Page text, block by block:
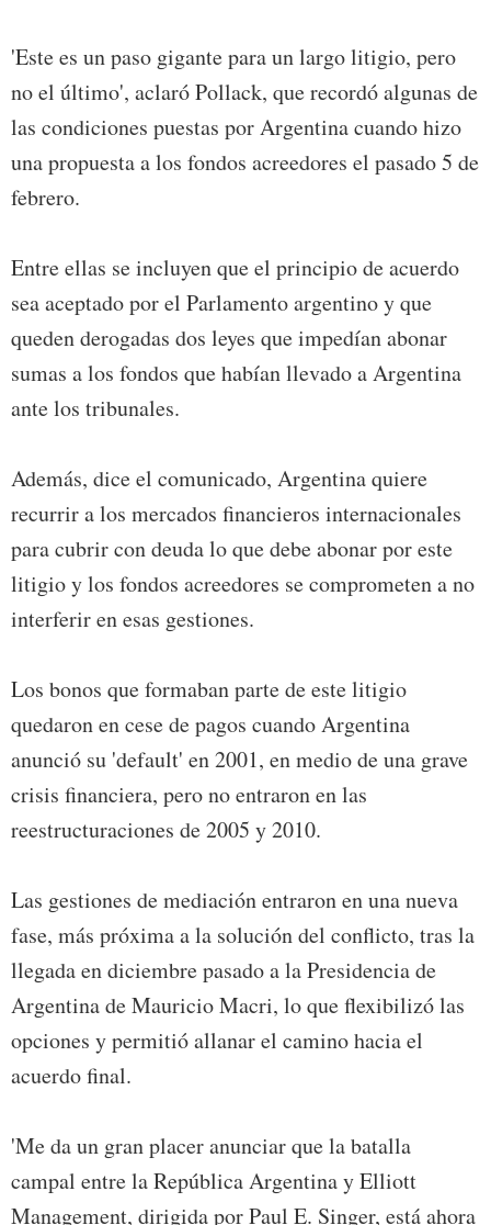
'Este es un paso gigante para un largo litigio, pero
no el último', aclaró Pollack, que recordó algunas de
las condiciones puestas por Argentina cuando hizo
una propuesta a los fondos acreedores el pasado 5 de
febrero.
Entre ellas se incluyen que el principio de acuerdo
sea aceptado por el Parlamento argentino y que
queden derogadas dos leyes que impedían abonar
sumas a los fondos que habían llevado a Argentina
ante los tribunales.
Además, dice el comunicado, Argentina quiere
recurrir a los mercados financieros internacionales
para cubrir con deuda lo que debe abonar por este
litigio y los fondos acreedores se comprometen a no
interferir en esas gestiones.
Los bonos que formaban parte de este litigio
quedaron en cese de pagos cuando Argentina
anunció su 'default' en 2001, en medio de una grave
crisis financiera, pero no entraron en las
reestructuraciones de 2005 y 2010.
Las gestiones de mediación entraron en una nueva
fase, más próxima a la solución del conflicto, tras la
llegada en diciembre pasado a la Presidencia de
Argentina de Mauricio Macri, lo que flexibilizó las
opciones y permitió allanar el camino hacia el
acuerdo final.
'Me da un gran placer anunciar que la batalla
campal entre la República Argentina y Elliott
Management, dirigida por Paul E. Singer, está ahora